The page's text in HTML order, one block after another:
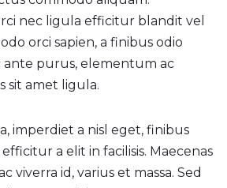
nec ligula efficitur blandit vel
orci sapien, a finibus odio
ante purus, elementum ac
sit amet ligula.
imperdiet a nisl eget, finibus
a elit in facilisis. Maecenas
viverra id, varius et massa. Sed